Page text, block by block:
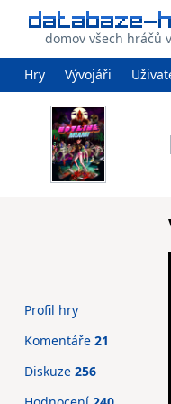
domov všech hráčů
Hry Vývojáři
Profil hry
Komentáře 21
Diskuze 256